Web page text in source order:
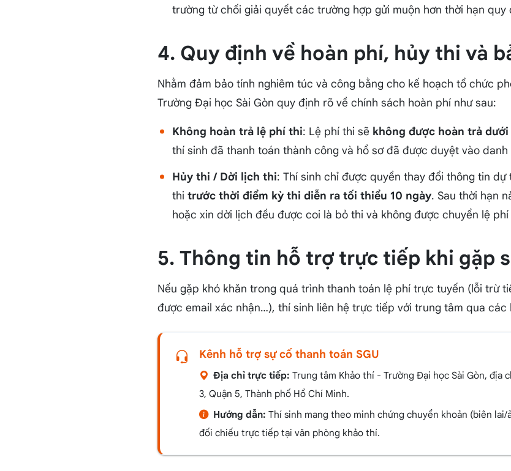
trường từ chối giải quyết các trường hợp gửi muộn hơn thời hạn quy
4. Quy định về hoàn phí, hủy thi và
Nhằm đảm bảo tính nghiêm túc và công bằng cho kế hoạch tổ chức
Trường Đại học Sài Gòn quy định rõ về chính sách hoàn phí như sau:
Không hoàn trả lệ phí thi: Lệ phí thi sẽ không được hoàn trả
thí sinh đã thanh toán thành công và hồ sơ đã được duyệt vào
Hủy thi / Dời lịch thi: Thí sinh chỉ được quyền thay đổi thông tin
thi trước thời điểm kỳ thi diễn ra tối thiểu 10 ngày. Sau thời hạn
hoặc xin dời lịch đều được coi là bỏ thi và không được chuyển lệ
5. Thông tin hỗ trợ trực tiếp khi gặp
Nếu gặp khó khăn trong quá trình thanh toán lệ phí trực tuyến (lỗi trừ
được email xác nhận…), thí sinh liên hệ trực tiếp với trung tâm qua các
Kênh hỗ trợ sự cố thanh toán SGU
Địa chỉ trực tiếp: Trung tâm Khảo thí - Trường Đại học Sài Gòn, địa
3, Quận 5, Thành phố Hồ Chí Minh.
Hướng dẫn: Thí sinh mang theo minh chứng chuyển khoản (biên
đối chiếu trực tiếp tại văn phòng khảo thí.